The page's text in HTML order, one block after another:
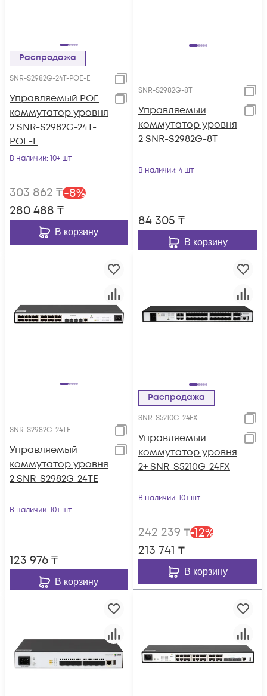
Распродажа
SNR-S2982G-24T-POE-E
Управляемый POE
коммутатор уровня
2 SNR-S2982G-24T-
POE-E
В наличии: 10+ шт
303 862 ₸-8%
280 488 ₸
В корзину
SNR-S2982G-8T
Управляемый
коммутатор уровня
2 SNR-S2982G-8T
В наличии: 4 шт
84 305 ₸
В корзину
SNR-S2982G-24TE
Управляемый
коммутатор уровня
2 SNR-S2982G-24TE
В наличии: 10+ шт
123 976₸
В корзину
Распродажа
SNR-S5210G-24FX
Управляемый
коммутатор уровня
2+ SNR-S5210G-24FX
В наличии: 10+ шт
242 239 ₸-12%
213 741 ₸
В корзину